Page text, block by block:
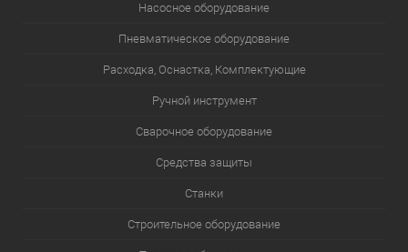
Насосное оборудование
Пневматическое оборудование
Расходка, Оснастка, Комплектующие
Ручной инструмент
Сварочное оборудование
Средства защиты
Станки
Строительное оборудование